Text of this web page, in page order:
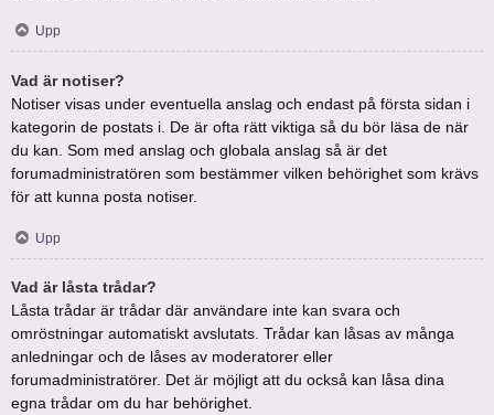
Upp
Vad är notiser?
Notiser visas under eventuella anslag och endast på första sidan i
kategorin de postats i. De är ofta rätt viktiga så du bör läsa de när
du kan. Som med anslag och globala anslag så är det
forumadministratören som bestämmer vilken behörighet som krävs
för att kunna posta notiser.
Upp
Vad är låsta trådar?
Låsta trådar är trådar där användare inte kan svara och
omröstningar automatiskt avslutats. Trådar kan låsas av många
anledningar och de låses av moderatorer eller
forumadministratörer. Det är möjligt att du också kan låsa dina
egna trådar om du har behörighet.